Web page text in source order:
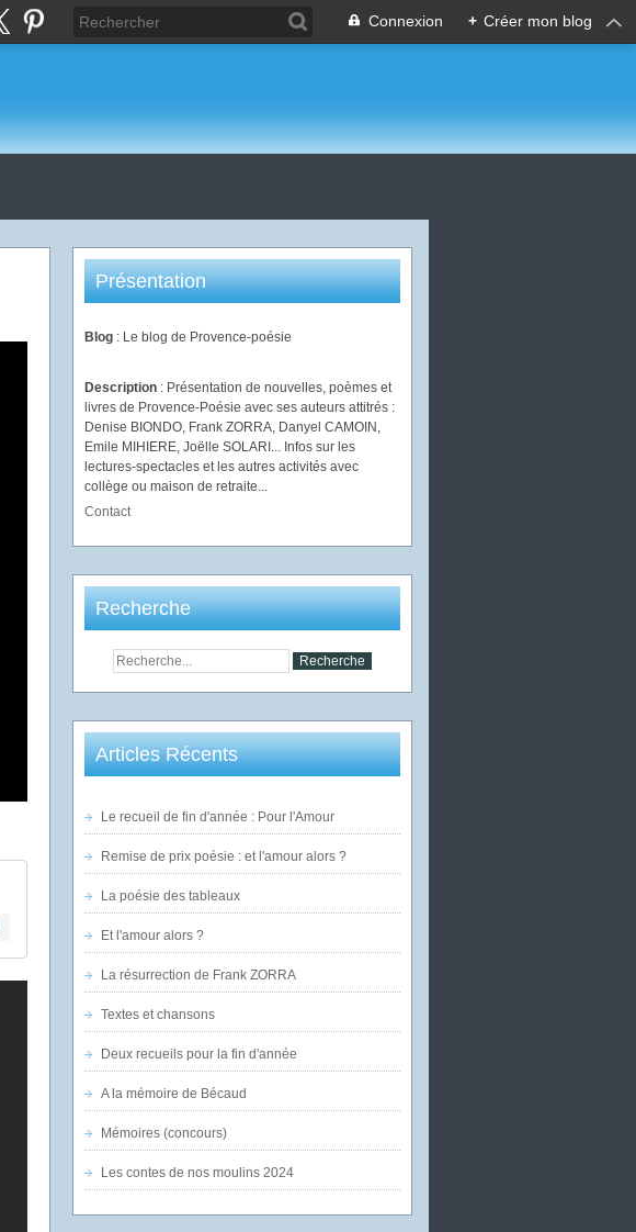
Connexion + Créer mon blog
Présentation
Blog : Le blog de Provence-poésie
Description : Présentation de nouvelles, poèmes et
livres de Provence-Poésie avec ses auteurs attitrés :
Denise BIONDO, Frank ZORRA, Danyel CAMOIN,
Emile MIHIERE, Joëlle SOLARI... Infos sur les
lectures-spectacles et les autres activités avec
collège ou maison de retraite...
Contact
Recherche
Articles Récents
Le recueil de fin d'année : Pour l'Amour
Remise de prix poésie : et l'amour alors ?
La poésie des tableaux
Et l'amour alors ?
La résurrection de Frank ZORRA
Textes et chansons
Deux recueils pour la fin d'année
A la mémoire de Bécaud
Mémoires (concours)
Les contes de nos moulins 2024